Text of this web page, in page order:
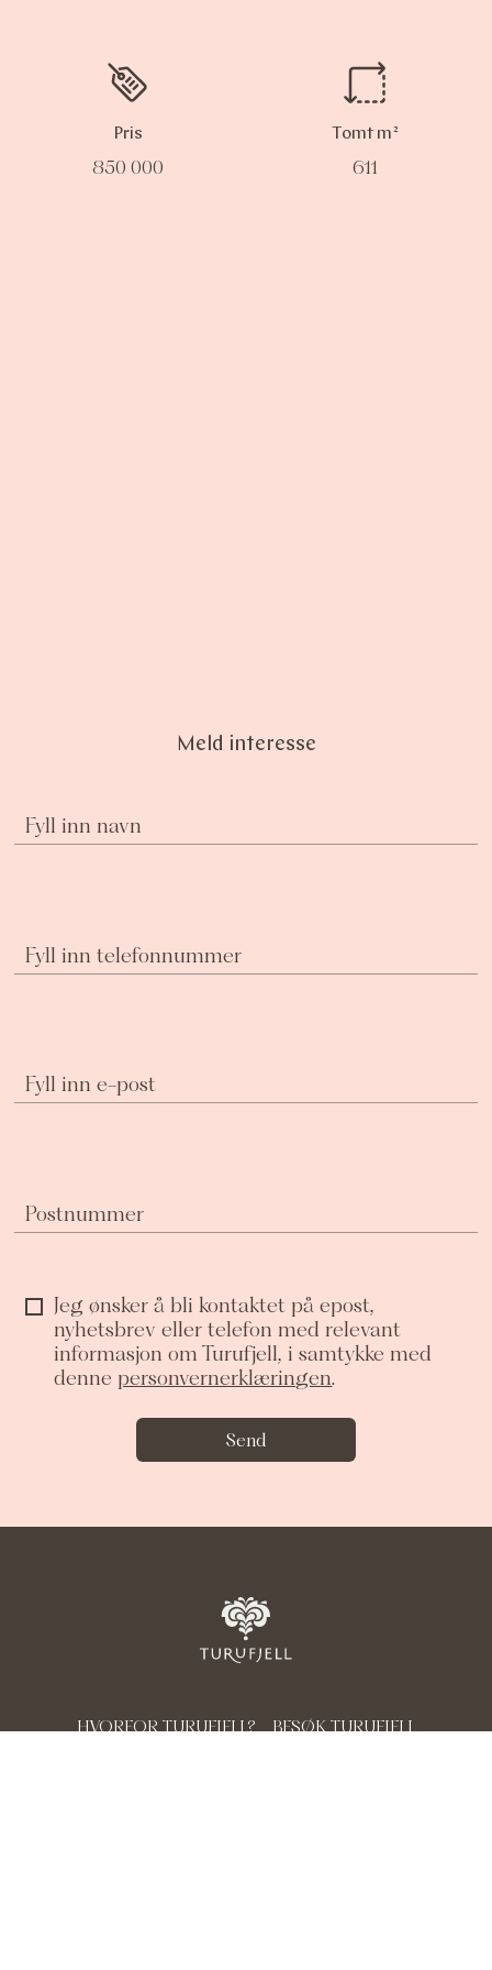
Pris
850 000
Tomt m²
611
Meld interesse
Fyll inn navn
Fyll inn telefonnummer
Fyll inn e-post
Postnummer
Jeg ønsker å bli kontaktet på epost,
nyhetsbrev eller telefon med relevant
informasjon om Turufjell, i samtykke med
denne personvernerklæringen.
Send
HVORFOR TURUFJELL?
BESØK TURUFJELL